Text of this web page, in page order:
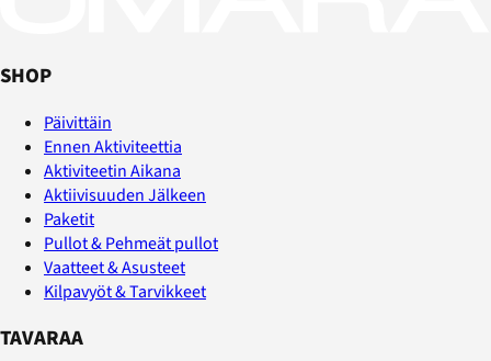
SHOP
Päivittäin
Ennen Aktiviteettia
Aktiviteetin Aikana
Aktiivisuuden Jälkeen
Paketit
Pullot & Pehmeät pullot
Vaatteet & Asusteet
Kilpavyöt & Tarvikkeet
TAVARAA